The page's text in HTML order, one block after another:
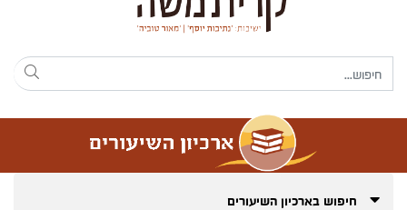
חיפוש בארכיון השיעורים